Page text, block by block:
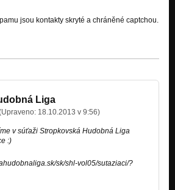
jsou kontakty skryté a chráněné captchou.
Liga
18.10.2013 v 9:56)
v súťaži Stropkovská Hudobná Liga
:)
sk/shl-vol05/sutaziaci/?